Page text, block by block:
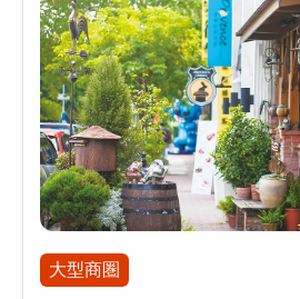
大型商圏